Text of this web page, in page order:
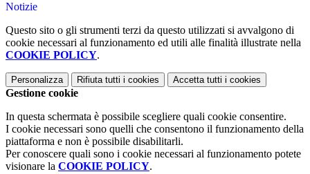
Notizie
Questo sito o gli strumenti terzi da questo utilizzati si avvalgono di
cookie necessari al funzionamento ed utili alle finalità illustrate nella
COOKIE POLICY.
Personalizza Rifiuta tutti i cookies Accetta tutti i cookies
Gestione cookie
In questa schermata è possibile scegliere quali cookie consentire.
I cookie necessari sono quelli che consentono il funzionamento della
piattaforma e non è possibile disabilitarli.
Per conoscere quali sono i cookie necessari al funzionamento potete
visionare la COOKIE POLICY.